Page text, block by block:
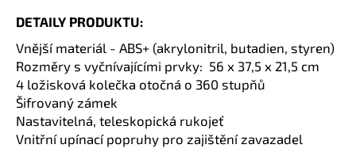
hvězdiček.
DETAILY PRODUKTU:
Vnější materiál - ABS+ (akrylonitril, butadien, styren)
Rozměry s vyčnívajícími prvky: 56 x 37,5 x 21,5 cm
4 ložisková kolečka otočná o 360 stupňů
Šifrovaný zámek
Nastavitelná, teleskopická rukojeť
Vnitřní upínací popruhy pro zajištění zavazadel
HLEDAT
D
o